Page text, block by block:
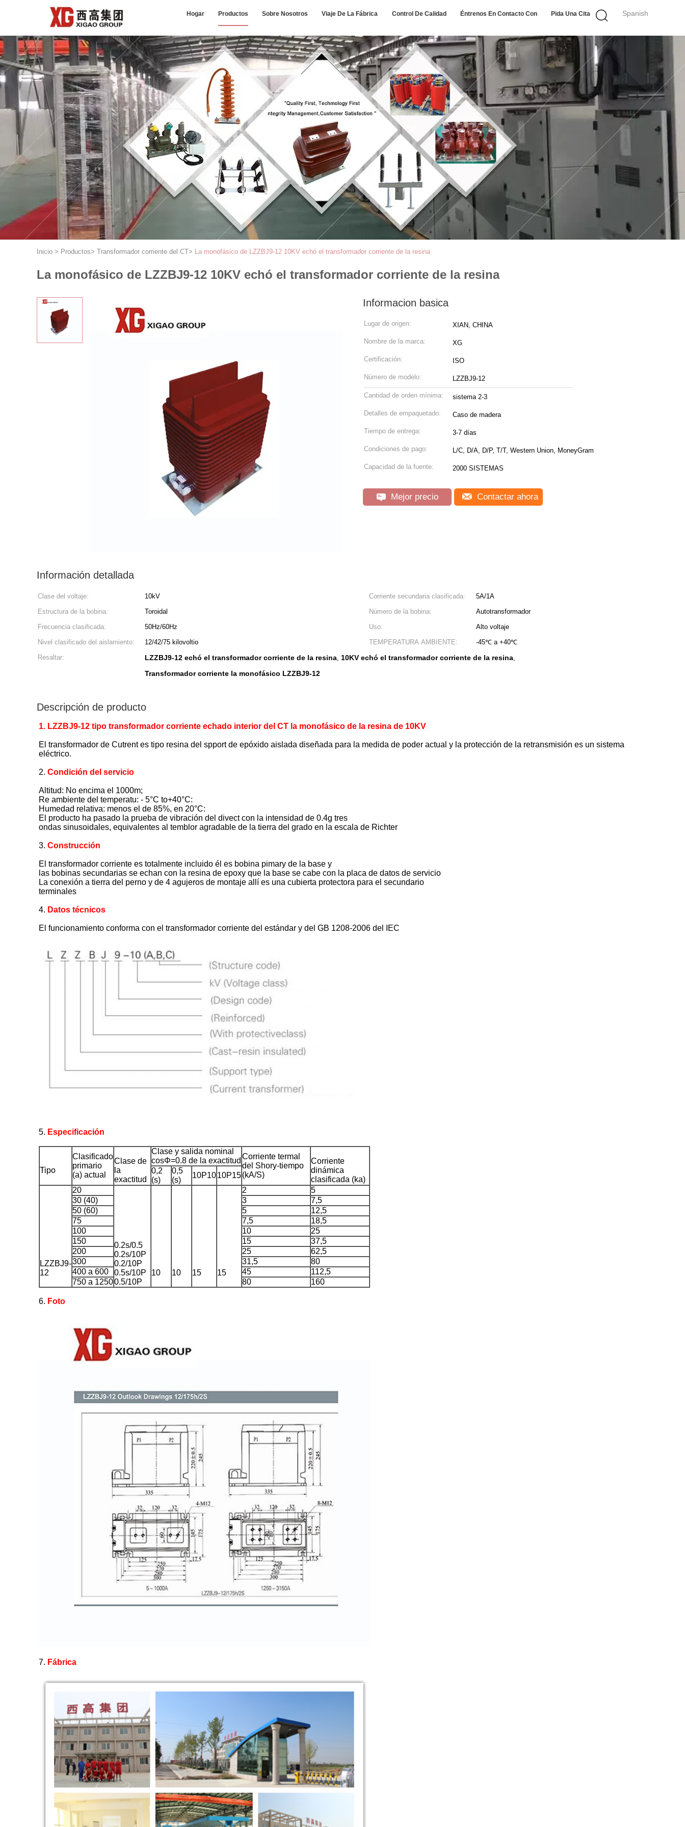
Spanish
Hogar Productos Sobre Nosotros Viaje De La Fábrica Control De Calidad Éntrenos En Contacto Con Pida Una Cita
Inicio > Productos> Transformador corriente del CT> La monofásico de LZZBJ9-12 10KV echó el transformador corriente de la resina
La monofásico de LZZBJ9-12 10KV echó el transformador corriente de la resina
Informacion basica
Lugar de origen: XIAN, CHINA
Nombre de la marca: XG
Certificación: ISO
Número de modelo: LZZBJ9-12
Cantidad de orden mínima: sistema 2-3
Detalles de empaquetado: Caso de madera
Tiempo de entrega: 3-7 días
Condiciones de pago: L/C, D/A, D/P, T/T, Western Union, MoneyGram
Capacidad de la fuente: 2000 SISTEMAS
Mejor precio Contactar ahora
Información detallada
Clase del voltaje: 10kV Corriente secundaria clasificada:
5A/1A
Estructura de la bobina:
Toroidal Número de la bobina:
Autotransformador
Frecuencia clasificada:
50Hz/60Hz Uso:
Alto voltaje
Nivel clasificado del aislamiento:
12/42/75 kilovoltio TEMPERATURA AMBIENTE:
-45℃ a +40℃
Resaltar:
LZZBJ9-12 echó el transformador corriente de la resina, 10KV echó el transformador corriente de la resina,
Transformador corriente la monofásico LZZBJ9-12
Descripción de producto
1. LZZBJ9-12 tipo transformador corriente echado interior del CT la monofásico de la resina de 10KV
El transformador de Cutrent es tipo resina del spport de epóxido aislada diseñada para la medida de poder actual y la protección de la retransmisión es un sistema
eléctrico.
2. Condición del servicio
Altitud: No encima el 1000m;
Re ambiente del temperatu: - 5°C to+40°C:
Humedad relativa: menos el de 85%, en 20°C:
El producto ha pasado la prueba de vibración del divect con la intensidad de 0.4g tres
ondas sinusoidales, equivalentes al temblor agradable de la tierra del grado en la escala de Richter
3. Construcción
El transformador corriente es totalmente incluido él es bobina pimary de la base y
las bobinas secundarias se echan con la resina de epoxy que la base se cabe con la placa de datos de servicio
La conexión a tierra del perno y de 4 agujeros de montaje allí es una cubierta protectora para el secundario
terminales
4. Datos técnicos
El funcionamiento conforma con el transformador corriente del estándar y del GB 1208-2006 del IEC
5. Especificación
Tipo
Clasificado
primario
(a) actual
Clase de
la
exactitud
Clase y salida nominal
cosΦ=0.8 de la exactitud Corriente termal
del Shory-tiempo
(kA/S)
Corriente
dinámica
clasificada (ka)
0,2
(s)
0,5
(s)
10P1010P15
LZZBJ9-
12
20
0.2s/0.5
0.2s/10P
0.2/10P
0.5s/10P
0.5/10P
10 10 15 15
2
5
30 (40)
3
7,5
50 (60)
5
12,5
75
7,5
18,5
100
10
25
150
15
37,5
200
25
62,5
300
31,5
80
400 a 600
45
112,5
750 a 1250
80 160
6. Foto
7. Fábrica